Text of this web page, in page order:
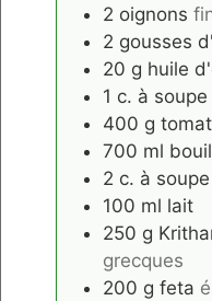
2 oignons
2 gousses
20 g huile
1 c. à soupe
400 g
700 ml
2 c. à soupe
100 ml lait
250 g
grecques
200 g feta